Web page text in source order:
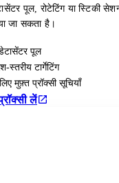
पूल, रोटेटिंग या स्टिकी
जा सकता है।
पूल
स्तरीय टार्गेटिंग
मुफ़्त प्रॉक्सी सूचियाँ
लें